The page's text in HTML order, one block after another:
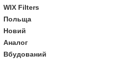
WIX Filters
Польща
Новий
Аналог
Вбудований